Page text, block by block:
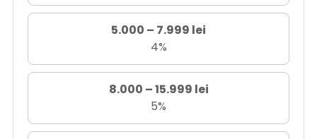
5.000 – 7.999 lei
4%
8.000 – 15.999 lei
5%